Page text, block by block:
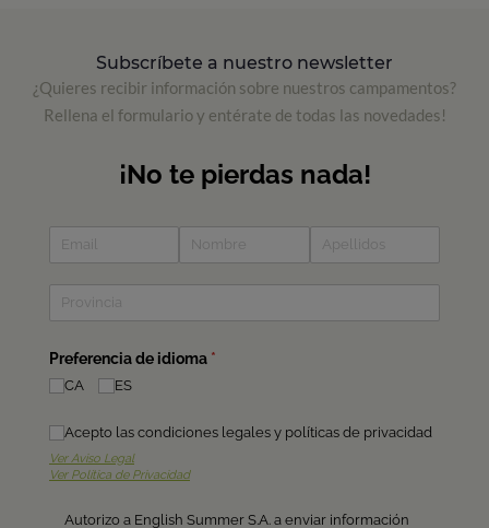
Subscríbete a nuestro newsletter
¿Quieres recibir información sobre nuestros campamentos?
Rellena el formulario y entérate de todas las novedades!